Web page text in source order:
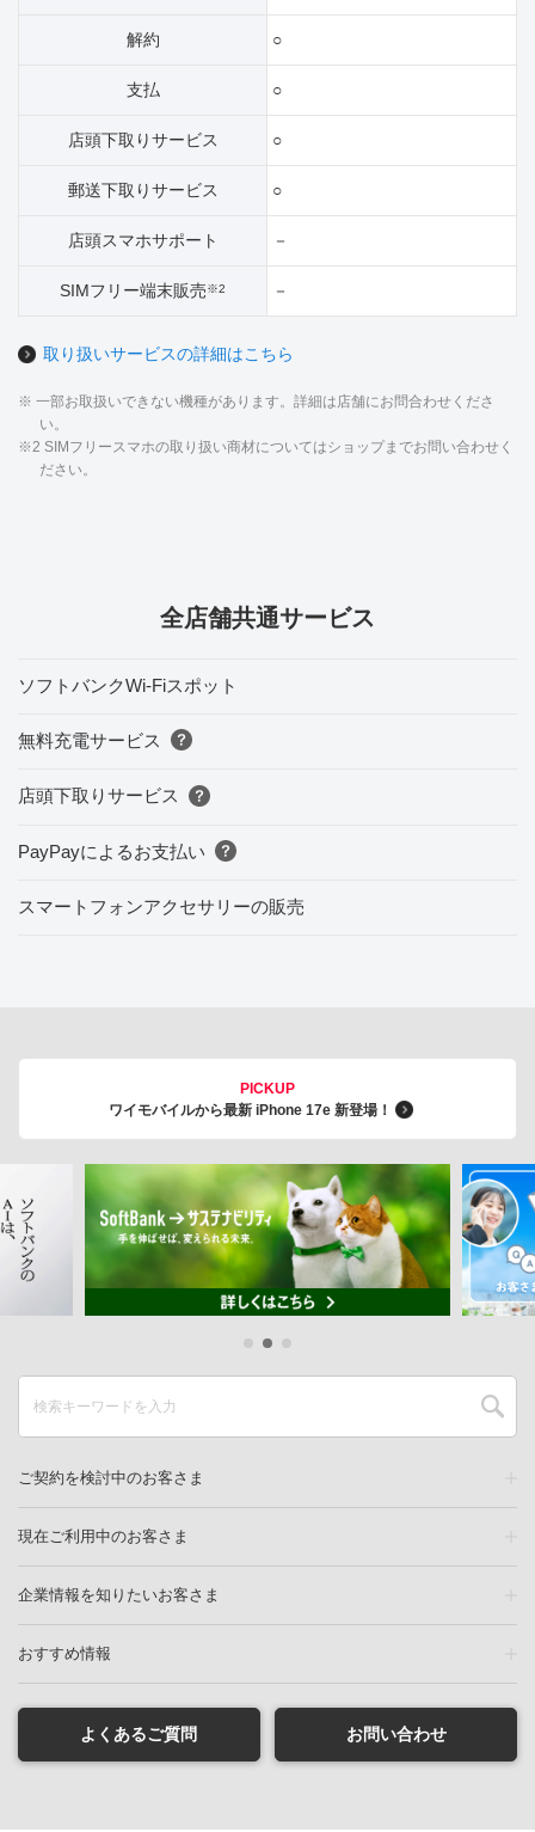
解約 ○
支払 ○
店頭下取りサービス ○
郵送下取りサービス ○
店頭スマホサポート －
SIMフリー端末販売※2 －
取り扱いサービスの詳細はこちら
※ 一部お取扱いできない機種があります。詳細は店舗にお問合わせくださ
い。
※2 SIMフリースマホの取り扱い商材についてはショップまでお問い合わせく
ださい。
全店舗共通サービス
ソフトバンクWi-Fiスポット
無料充電サービス
店頭下取りサービス
PayPayによるお支払い
スマートフォンアクセサリーの販売
PICKUP
ワイモバイルから最新 iPhone 17e 新登場！
ご契約を検討中のお客さま
現在ご利用中のお客さま
企業情報を知りたいお客さま
おすすめ情報
よくあるご質問 お問い合わせ